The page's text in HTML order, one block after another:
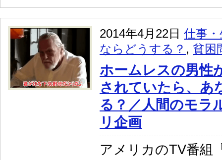
2014年4月22日 仕事
ならどうする？ , 貧困
ホームレスの男性
されていたら、あ
る？／人間のモラ
リ企画
アメリカのTV番組